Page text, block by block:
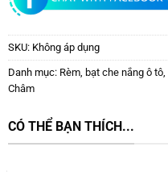
SKU: Không áp dụng
Danh mục: Rèm, bạt che nắng ô tô,
Châm
CÓ THỂ BẠN THÍCH...